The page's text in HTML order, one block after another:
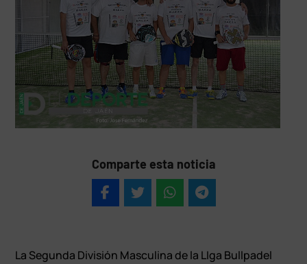
Comparte esta noticia
La Segunda División Masculina de la LIga Bullpadel